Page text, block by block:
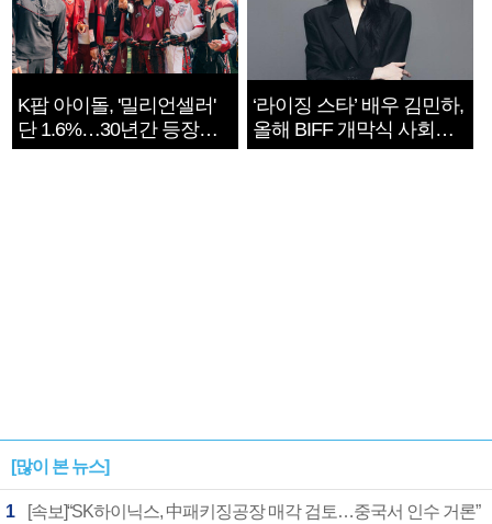
K팝 아이돌, '밀리언셀러'
단 1.6%…30년간 등장
1182개팀 전수조사
‘라이징 스타’ 배우 김민하,
올해 BIFF 개막식 사회자
확정
[많이 본 뉴스]
1 [속보]“SK하이닉스, 中패키징공장 매각 검토…중국서 인수 거론”